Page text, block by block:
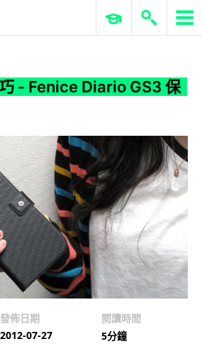
花巧 - Fenice Diario GS3 保護套
ERP 與商業 AI
- Fenice Diario GS3 保
發佈日期
2012-07-27
閱讀時間
5分鐘